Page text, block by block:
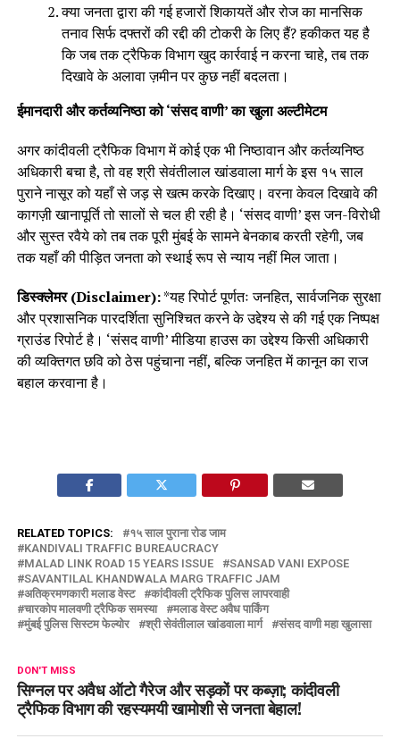
क्या जनता द्वारा की गई हजारों शिकायतें और रोज का मानसिक
तनाव सिर्फ दफ्तरों की रद्दी की टोकरी के लिए हैं? हकीकत यह है
कि जब तक ट्रैफिक विभाग खुद कार्रवाई न करना चाहे, तब तक
दिखावे के अलावा ज़मीन पर कुछ नहीं बदलता।
ईमानदारी और कर्तव्यनिष्ठा को ‘संसद वाणी’ का खुला अल्टीमेटम
अगर कांदीवली ट्रैफिक विभाग में कोई एक भी निष्ठावान और कर्तव्यनिष्ठ
अधिकारी बचा है, तो वह श्री सेवंतीलाल खांडवाला मार्ग के इस १५ साल
पुराने नासूर को यहाँ से जड़ से खत्म करके दिखाए। वरना केवल दिखावे की
कागज़ी खानापूर्ति तो सालों से चल ही रही है। ‘संसद वाणी’ इस जन-विरोधी
और सुस्त रवैये को तब तक पूरी मुंबई के सामने बेनकाब करती रहेगी, जब
तक यहाँ की पीड़ित जनता को स्थाई रूप से न्याय नहीं मिल जाता।
डिस्क्लेमर (Disclaimer):*यह रिपोर्ट पूर्णतः जनहित, सार्वजनिक सुरक्षा
और प्रशासनिक पारदर्शिता सुनिश्चित करने के उद्देश्य से की गई एक निष्पक्ष
ग्राउंड रिपोर्ट है। ‘संसद वाणी’ मीडिया हाउस का उद्देश्य किसी अधिकारी
की व्यक्तिगत छवि को ठेस पहुंचाना नहीं, बल्कि जनहित में कानून का राज
बहाल करवाना है।
RELATED TOPICS:
१५ साल पुराना रोड जाम
KANDIVALI TRAFFIC BUREAUCRACY
MALAD LINK ROAD 15 YEARS ISSUE
SANSAD VANI EXPOSE
SAVANTILAL KHANDWALA MARG TRAFFIC JAM
अतिक्रमणकारी मलाड वेस्ट
कांदीवली ट्रैफिक पुलिस लापरवाही
चारकोप मालवणी ट्रैफिक समस्या
मलाड वेस्ट अवैध पार्किंग
मुंबई पुलिस सिस्टम फेल्योर
श्री सेवंतीलाल खांडवाला मार्ग संसद वाणी महा खुलासा
DON'T MISS
सिग्नल पर अवैध ऑटो गैरेज और सड़कों पर कब्ज़ा; कांदीवली
ट्रैफिक विभाग की रहस्यमयी खामोशी से जनता बेहाल!